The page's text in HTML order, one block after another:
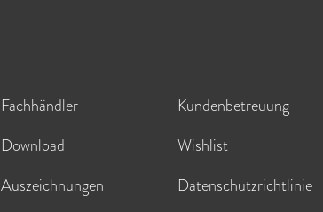
Fachhändler
Download
Auszeichnungen
Kundenbetreuung
Wishlist
Datenschutzrichtlinie